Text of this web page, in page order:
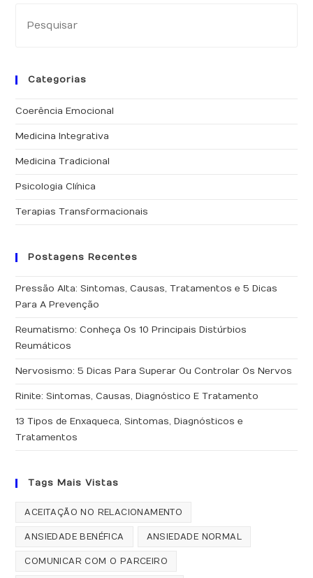
Categorias
Coerência Emocional
Medicina Integrativa
Medicina Tradicional
Psicologia Clínica
Terapias Transformacionais
Postagens Recentes
Pressão Alta: Sintomas, Causas, Tratamentos e 5 Dicas
Para A Prevenção
Reumatismo: Conheça Os 10 Principais Distúrbios
Reumáticos
Nervosismo: 5 Dicas Para Superar Ou Controlar Os Nervos
Rinite: Sintomas, Causas, Diagnóstico E Tratamento
13 Tipos de Enxaqueca, Sintomas, Diagnósticos e
Tratamentos
Tags Mais Vistas
ACEITAÇÃO NO RELACIONAMENTO
ANSIEDADE BENÉFICA ANSIEDADE NORMAL
COMUNICAR COM O PARCEIRO